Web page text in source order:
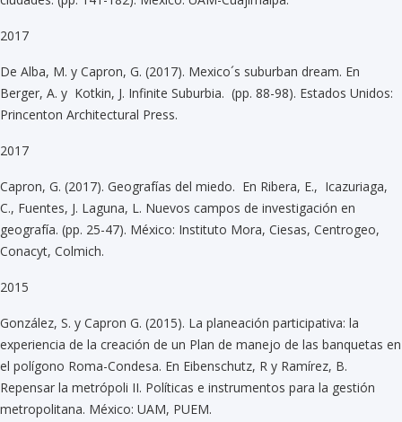
2017
De Alba, M. y Capron, G. (2017). Mexico´s suburban dream. En
Berger, A. y Kotkin, J. Infinite Suburbia. (pp. 88-98). Estados Unidos:
Princenton Architectural Press.
2017
Capron, G. (2017). Geografías del miedo. En Ribera, E., Icazuriaga,
C., Fuentes, J. Laguna, L. Nuevos campos de investigación en
geografía. (pp. 25-47). México: Instituto Mora, Ciesas, Centrogeo,
Conacyt, Colmich.
2015
González, S. y Capron G. (2015). La planeación participativa: la
experiencia de la creación de un Plan de manejo de las banquetas en
el polígono Roma-Condesa. En Eibenschutz, R y Ramírez, B.
Repensar la metrópoli II. Políticas e instrumentos para la gestión
metropolitana. México: UAM, PUEM.